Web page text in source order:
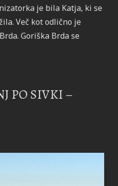
je bila Katja, ki se
Več kot odlično je
Goriška Brda se
PO SIVKI –